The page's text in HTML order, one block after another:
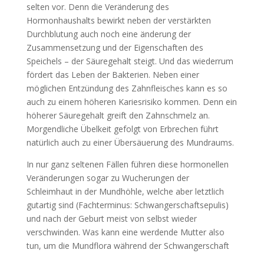
selten vor. Denn die Veränderung des
Hormonhaushalts bewirkt neben der verstärkten
Durchblutung auch noch eine änderung der
Zusammensetzung und der Eigenschaften des
Speichels – der Säuregehalt steigt. Und das wiederrum
fördert das Leben der Bakterien. Neben einer
möglichen Entzündung des Zahnfleisches kann es so
auch zu einem höheren Kariesrisiko kommen. Denn ein
höherer Säuregehalt greift den Zahnschmelz an.
Morgendliche Übelkeit gefolgt von Erbrechen führt
natürlich auch zu einer Übersäuerung des Mundraums.
In nur ganz seltenen Fällen führen diese hormonellen
Veränderungen sogar zu Wucherungen der
Schleimhaut in der Mundhöhle, welche aber letztlich
gutartig sind (Fachterminus: Schwangerschaftsepulis)
und nach der Geburt meist von selbst wieder
verschwinden. Was kann eine werdende Mutter also
tun, um die Mundflora während der Schwangerschaft